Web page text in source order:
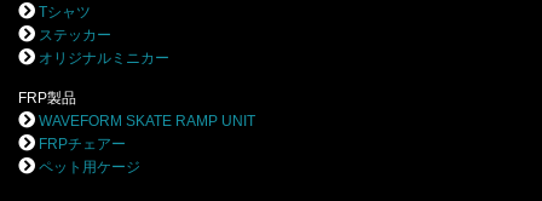
Tシャツ
ステッカー
オリジナルミニカー
FRP製品
WAVEFORM SKATE RAMP UNIT
FRPチェアー
ペット用ケージ